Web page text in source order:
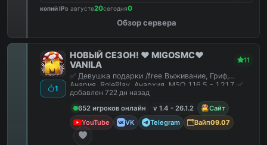
копий IPв августе20сегодня0
Обзор сервера
1
НОВЫЙ СЕЗОН! ❤️ MIGOSMC❤️
VANILA
11
✅ Девушка подарки /free Выживание, Гриф,
Анария, RolePlay, Анархия, MSO 1.16.5 - 1.21.7 ✅
добавлен 722 дн назад
652 игроков онлайн
v 1.4 - 26.1.2
Сайт
YouTube
VK Telegram Вайп09.07